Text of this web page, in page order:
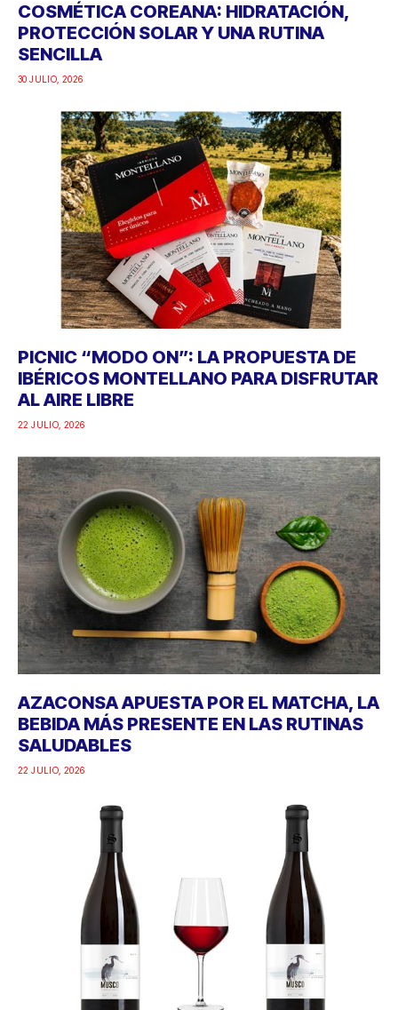
COSMÉTICA COREANA: HIDRATACIÓN,
PROTECCIÓN SOLAR Y UNA RUTINA
SENCILLA
30 JULIO, 2026
PICNIC “MODO ON”: LA PROPUESTA DE
IBÉRICOS MONTELLANO PARA DISFRUTAR
AL AIRE LIBRE
22 JULIO, 2026
AZACONSA APUESTA POR EL MATCHA, LA
BEBIDA MÁS PRESENTE EN LAS RUTINAS
SALUDABLES
22 JULIO, 2026